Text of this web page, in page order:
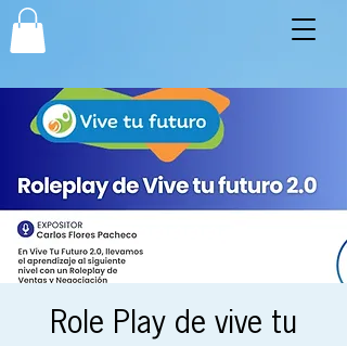
Role Play de vive tu